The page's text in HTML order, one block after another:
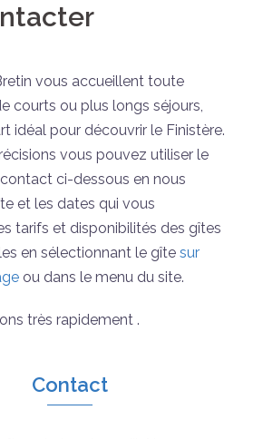
vous accueillent toute
courts ou plus longs séjours,
idéal pour découvrir le Finistère.
vous pouvez utiliser le
ci-dessous en nous
et les dates qui vous
tarifs et disponibilités des gîtes
en sélectionnant le gîte sur
ou dans le menu du site.
très rapidement .
Contact